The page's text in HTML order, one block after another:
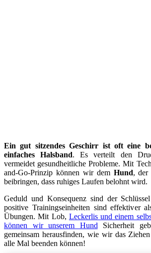
Ein gut sitzendes Geschirr ist oft eine
einfaches Halsband. Es verteilt den
vermeidet gesundheitliche Probleme. Mit
and-Go-Prinzip können wir dem Hund,
beibringen, dass ruhiges Laufen belohnt wird.
Geduld und Konsequenz sind der
positive Trainingseinheiten sind effektiver
Übungen. Mit Lob, Leckerlis und einem
können wir unserem Hund Sicherheit
gemeinsam herausfinden, wie wir das
alle Mal beenden können!